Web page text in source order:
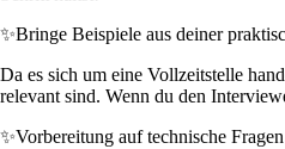
✨Bringe Beispiele aus deiner
Da es sich um eine Vollzeitstelle
relevant sind. Wenn du den
✨Vorbereitung auf technische Fragen